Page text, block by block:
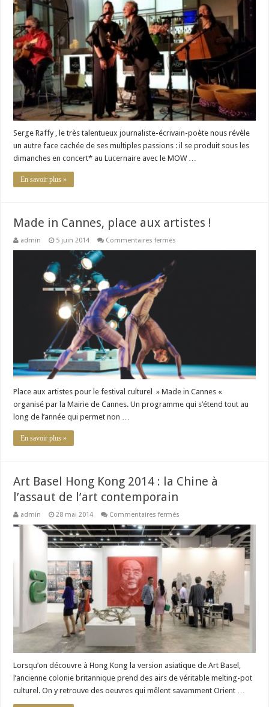
autre
visage
du
journaliste
SERGE
RAFFY
Serge Raffy , le très talentueux journaliste-écrivain-poète nous révèle
un autre face cachée de ses multiples passions : il se produit sous les
dimanches en concert* au Lucernaire avec le MOW …
En savoir plus »
Made in Cannes, place aux artistes !
admin 5 juin 2014 Commentaires fermés
Place aux artistes pour le festival culturel » Made in Cannes «
organisé par la Mairie de Cannes. Un programme qui s’étend tout au
long de l’année qui permet non …
En savoir plus »
Art Basel Hong Kong 2014 : la Chine à
l’assaut de l’art contemporain
admin 28 mai 2014 Commentaires fermés
Basel
Hong
Chine
à
l’assaut
de
l’art
contemporain
Lorsqu’on découvre à Hong Kong la version asiatique de Art Basel,
l’ancienne colonie britannique prend des airs de véritable melting-pot
culturel. On y retrouve des oeuvres qui mêlent savamment Orient …